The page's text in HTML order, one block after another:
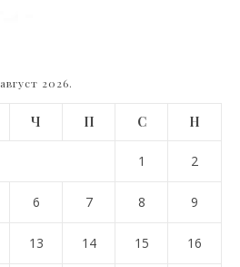
август 2026.
Ч П С Н
1 2
6 7 8 9
13 14 15 16